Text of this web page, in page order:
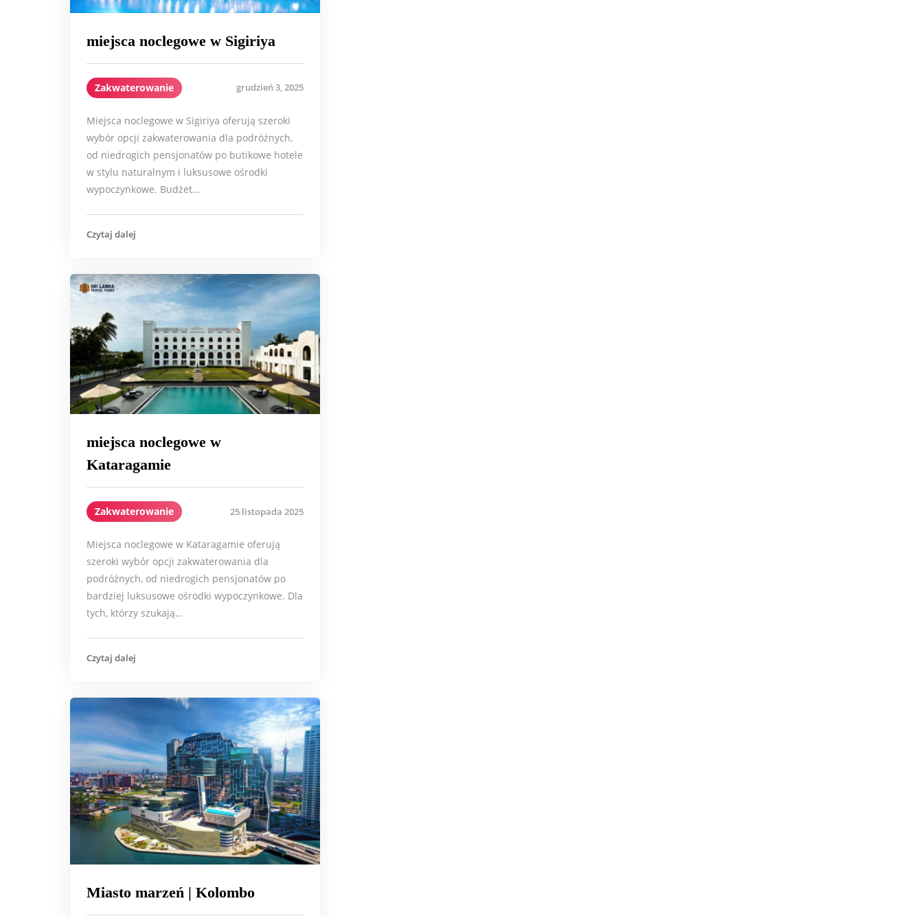
miejsca noclegowe w Sigiriya
Zakwaterowanie grudzień 3, 2025
Miejsca noclegowe w Sigiriya oferują szeroki
wybór opcji zakwaterowania dla podróżnych,
od niedrogich pensjonatów po butikowe hotele
w stylu naturalnym i luksusowe ośrodki
wypoczynkowe. Budżet…
Czytaj dalej
miejsca noclegowe w
Kataragamie
Zakwaterowanie 25 listopada 2025
Miejsca noclegowe w Kataragamie oferują
szeroki wybór opcji zakwaterowania dla
podróżnych, od niedrogich pensjonatów po
bardziej luksusowe ośrodki wypoczynkowe. Dla
tych, którzy szukają…
Czytaj dalej
Miasto marzeń | Kolombo